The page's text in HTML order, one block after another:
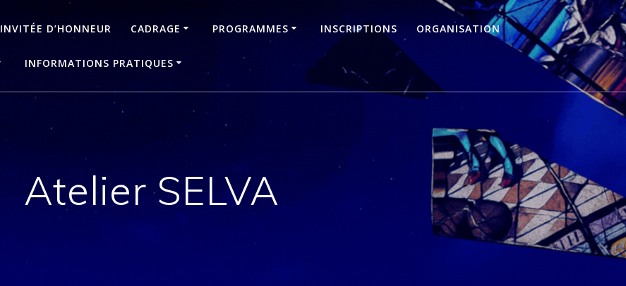
INVITÉE D’HONNEUR CADRAGE PROGRAMMES INSCRIPTIONS ORGANISATION
INFORMATIONS PRATIQUES
Atelier SELVA